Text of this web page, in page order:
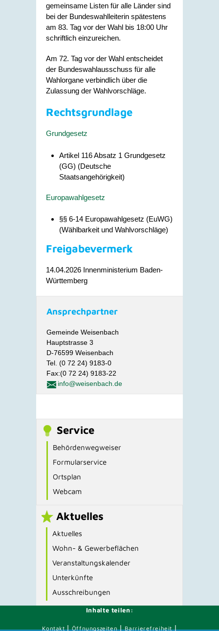
gemeinsame Listen für alle Länder sind
bei der Bundeswahlleiterin spätestens
am 83. Tag vor der Wahl bis 18:00 Uhr
schriftlich einzureichen.
Am 72. Tag vor der Wahl entscheidet
der Bundeswahlausschuss für alle
Wahlorgane verbindlich über die
Zulassung der Wahlvorschläge.
Rechtsgrundlage
Grundgesetz
Artikel 116 Absatz 1 Grundgesetz
(GG) (Deutsche
Staatsangehörigkeit)
Europawahlgesetz
§§ 6-14 Europawahlgesetz (EuWG)
(Wählbarkeit und Wahlvorschläge)
Freigabevermerk
14.04.2026 Innenministerium Baden-
Württemberg
Ansprechpartner
Gemeinde Weisenbach
Hauptstrasse 3
D-76599 Weisenbach
Tel. (0 72 24) 9183-0
Fax:(0 72 24) 9183-22
info@weisenbach.de
Service
Behördenwegweiser
Formularservice
Ortsplan
Webcam
Aktuelles
Aktuelles
Wohn- & Gewerbeflächen
Veranstaltungskalender
Unterkünfte
Ausschreibungen
Inhalte teilen:
Kontakt|Öffnungszeiten|Barrierefreiheit|